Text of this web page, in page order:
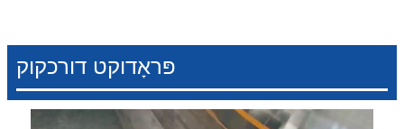
פּראָדוקט דורכקוק